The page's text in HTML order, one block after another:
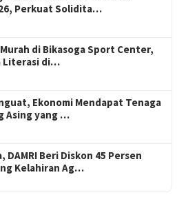
Perkuat Solidita…
di Bikasoga Sport Center,
Literasi di…
Ekonomi Mendapat Tenaga
Asing yang …
DAMRI Beri Diskon 45 Persen
Kelahiran Ag…